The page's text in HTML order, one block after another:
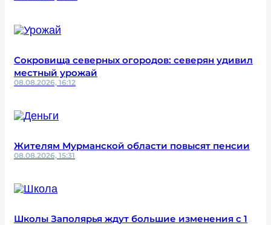
Сокровища северных огородов: северян удивил
местный урожай
08.08.2026, 16:12
Жителям Мурманской области повысят пенсии
08.08.2026, 15:31
Школы Заполярья ждут большие изменения с 1